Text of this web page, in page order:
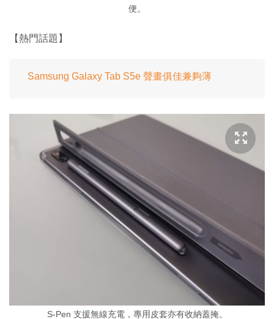
便。
【熱門話題】
Samsung Galaxy Tab S5e 聲畫俱佳兼夠薄
S-Pen 支援無線充電，專用皮套亦有收納蓋掩。